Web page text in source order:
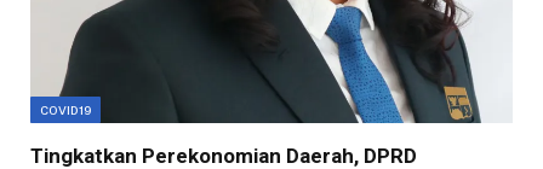
COVID19
Tingkatkan Perekonomian Daerah, DPRD